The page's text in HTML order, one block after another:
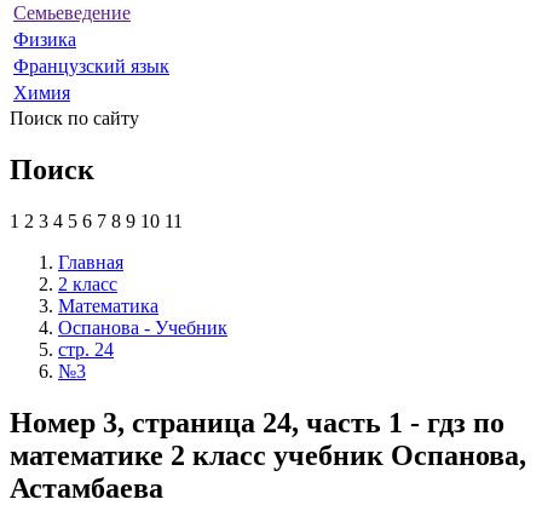
Семьеведение
Физика
Французский язык
Химия
Поиск по сайту
Поиск
1 2 3 4 5 6 7 8 9 10 11
Главная
2 класс
Математика
Оспанова - Учебник
стр. 24
№3
Номер 3, страница 24, часть 1 - гдз по
математике 2 класс учебник Оспанова,
Астамбаева